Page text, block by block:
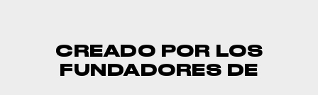
CREADO POR LOS
FUNDADORES DE